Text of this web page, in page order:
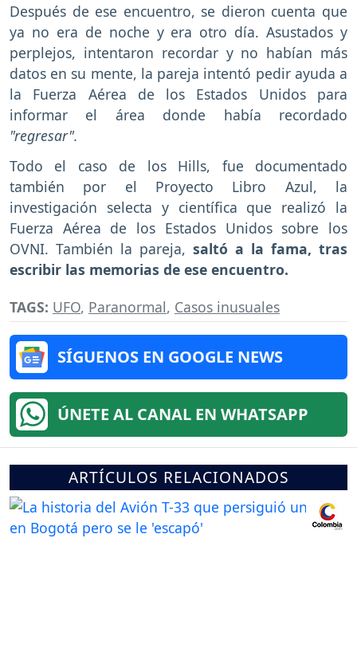
Después de ese encuentro, se dieron cuenta que
ya no era de noche y era otro día. Asustados y
perplejos, intentaron recordar y no habían más
datos en su mente, la pareja intentó pedir ayuda a
la Fuerza Aérea de los Estados Unidos para
informar el área donde había recordado
"regresar".
Todo el caso de los Hills, fue documentado
también por el Proyecto Libro Azul, la
investigación selecta y científica que realizó la
Fuerza Aérea de los Estados Unidos sobre los
OVNI. También la pareja, saltó a la fama, tras
escribir las memorias de ese encuentro.
TAGS: UFO, Paranormal, Casos inusuales
SÍGUENOS EN GOOGLE NEWS
ÚNETE AL CANAL EN WHATSAPP
ARTÍCULOS RELACIONADOS